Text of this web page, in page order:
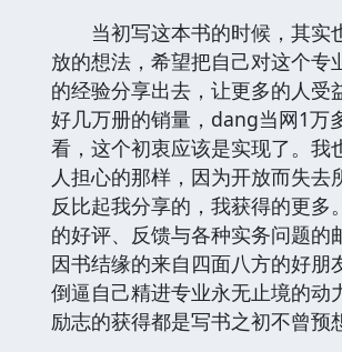
当初写这本书的时候，其实
放的想法，希望把自己对这个专
的经验分享出去，让更多的人受
好几万册的销量，dang当网1万
看，这个初衷应该是实现了。我
人担心的那样，因为开放而失去
反比起我分享的，我获得的更多
的好评、反馈与各种实务问题的
因书结缘的来自四面八方的好朋
倒逼自己精进专业永无止境的动
励志的获得都是写书之初不曾预